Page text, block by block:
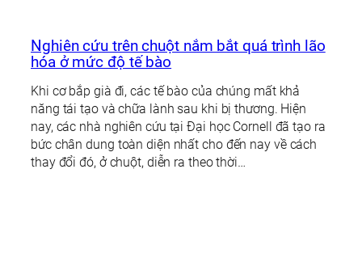
Nghiên cứu trên chuột nắm bắt quá trình lão
hóa ở mức độ tế bào
Khi cơ bắp già đi, các tế bào của chúng mất khả
năng tái tạo và chữa lành sau khi bị thương. Hiện
nay, các nhà nghiên cứu tại Đại học Cornell đã tạo ra
bức chân dung toàn diện nhất cho đến nay về cách
thay đổi đó, ở chuột, diễn ra theo thời…